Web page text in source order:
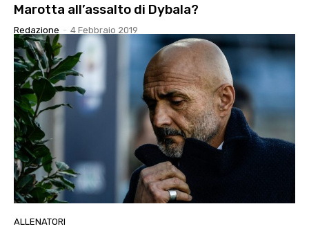
Marotta all’assalto di Dybala?
Redazione - 4 Febbraio 2019
ALLENATORI